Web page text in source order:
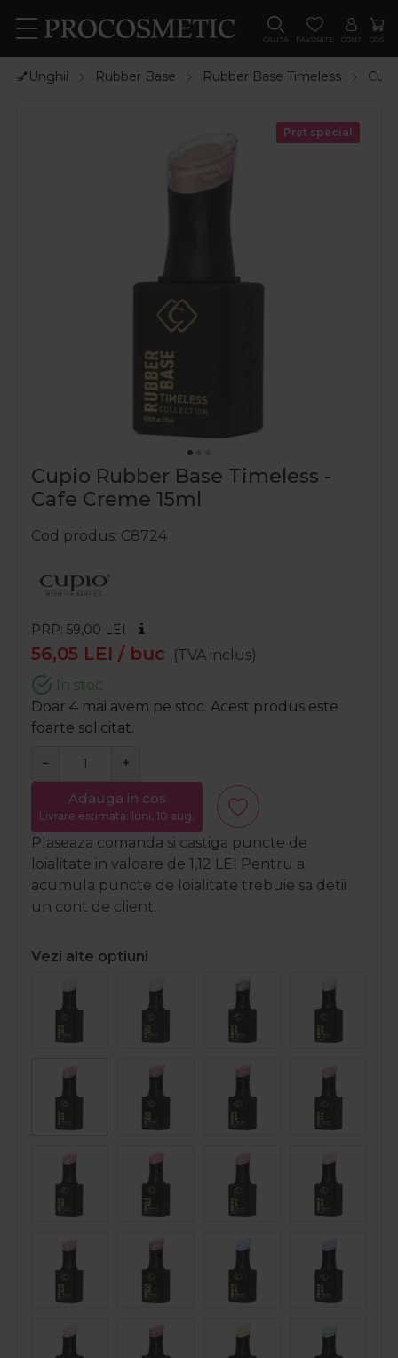
CAUTA FAVORITE CONT COS
💅Unghii Rubber Base Rubber Base Timeless
Pret special
Cupio Rubber Base Timeless -
Cafe Creme 15ml
Cod produs C8724
PRP: 59,00 LEI
56,05 LEI / buc
(TVA inclus)
In stoc
Doar 4 mai avem pe stoc. Acest produs este
foarte solicitat.
− +
Adauga in cos
Livrare estimata: luni, 10 aug.
Plaseaza comanda si castiga puncte de
loialitate in valoare de 1,12 LEI Pentru a
acumula puncte de loialitate trebuie sa detii
un cont de client.
Vezi alte optiuni